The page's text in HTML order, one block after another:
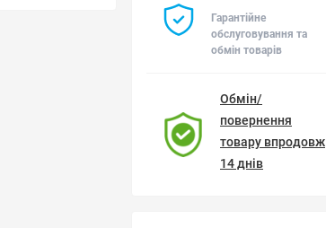
Гарантійне
обслуговування та
обмін товарів
Обмін/
повернення
товару впродовж
14 днів